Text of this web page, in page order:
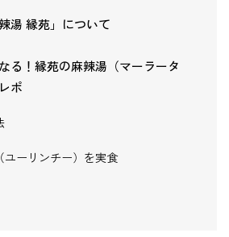
湯 縁苑」について
る！縁苑の麻辣湯（マーラータ
ポ
ユーリンチー）を実食